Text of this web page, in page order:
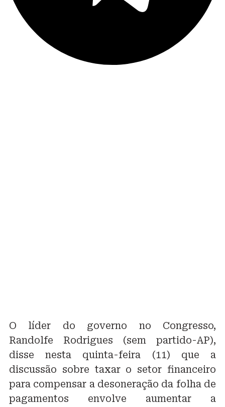
O líder do governo no Congresso,
Randolfe Rodrigues (sem partido-AP),
disse nesta quinta-feira (11) que a
discussão sobre taxar o setor financeiro
para compensar a desoneração da folha de
pagamentos envolve aumentar a